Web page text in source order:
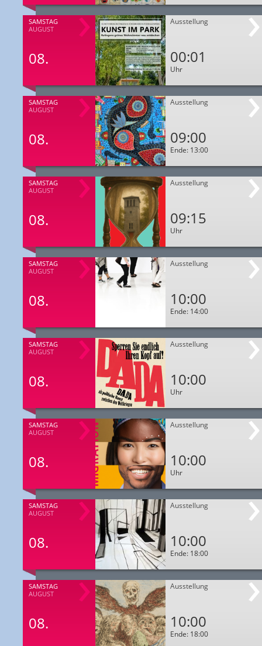
SAMSTAG
AUGUST
08.
Ausstellung
00:01
Uhr
SAMSTAG
AUGUST
08.
Ausstellung
09:00
Ende: 13:00
SAMSTAG
AUGUST
08.
Ausstellung
09:15
Uhr
SAMSTAG
AUGUST
08.
Ausstellung
10:00
Ende: 14:00
SAMSTAG
AUGUST
08.
Ausstellung
10:00
Uhr
SAMSTAG
AUGUST
08.
Ausstellung
10:00
Uhr
SAMSTAG
AUGUST
08.
Ausstellung
10:00
Ende: 18:00
SAMSTAG
AUGUST
08.
Ausstellung
10:00
Ende: 18:00